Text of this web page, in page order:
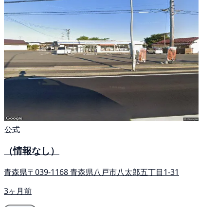
公式
（情報なし）
青森県〒039-1168 青森県八戸市八太郎五丁目1-31
3ヶ月前